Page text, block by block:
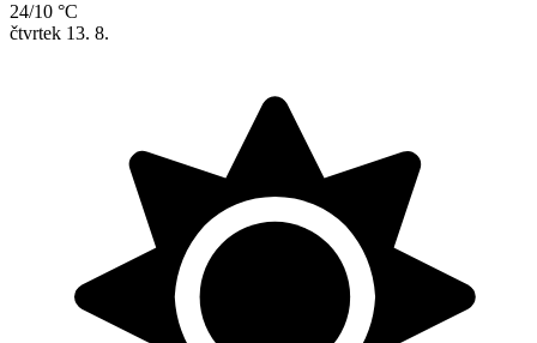
24/10 °C
čtvrtek 13. 8.